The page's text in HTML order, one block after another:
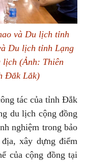
và Du lịch tỉnh
Du lịch tỉnh Lạng
lịch (Ảnh: Thiên
Đắk Lắk)
tác của tỉnh Đắk
du lịch cộng đồng
nghiệm trong bảo
xây dựng điểm
của cộng đồng tại